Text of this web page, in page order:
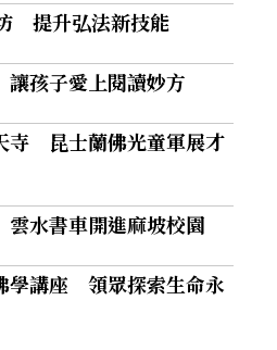
提升弘法新技能
孩子愛上閱讀妙方
寺 昆士蘭佛光童軍展才
水書車開進麻坡校園
學講座 領眾探索生命永